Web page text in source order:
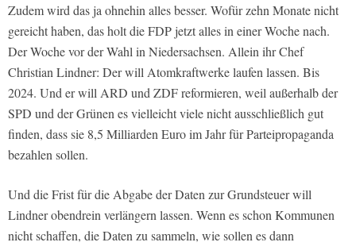
Zudem wird das ja ohnehin alles besser. Wofür zehn Monate nicht
gereicht haben, das holt die FDP jetzt alles in einer Woche nach.
Der Woche vor der Wahl in Niedersachsen. Allein ihr Chef
Christian Lindner: Der will Atomkraftwerke laufen lassen. Bis
2024. Und er will ARD und ZDF reformieren, weil außerhalb der
SPD und der Grünen es vielleicht viele nicht ausschließlich gut
finden, dass sie 8,5 Milliarden Euro im Jahr für Parteipropaganda
bezahlen sollen.
Und die Frist für die Abgabe der Daten zur Grundsteuer will
Lindner obendrein verlängern lassen. Wenn es schon Kommunen
nicht schaffen, die Daten zu sammeln, wie sollen es dann